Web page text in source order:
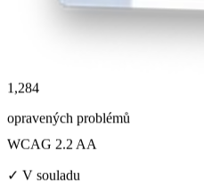
1,284
opravených problémů
WCAG 2.2 AA
✓ V souladu